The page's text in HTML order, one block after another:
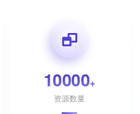
10000+
资源数量